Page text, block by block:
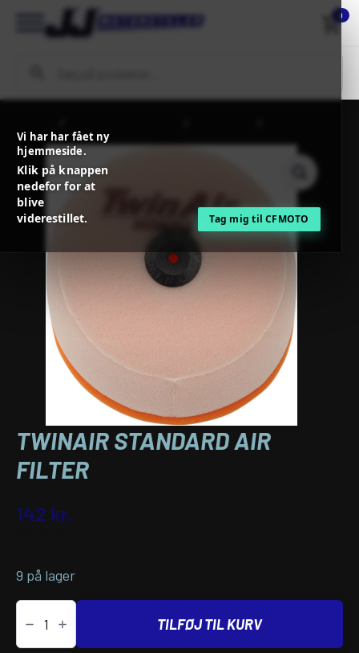
Vi har har fået ny
hjemmeside.
Klik på knappen
nedefor for at
blive
viderestillet.
Tag mig til CFMOTO
0
STANDARD AIR FILTER
TWINAIR STANDARD AIR
FILTER
142 kr.
9 på lager
TwinAir
STANDARD
AIR
FILTER
TILFØJ TIL KURV